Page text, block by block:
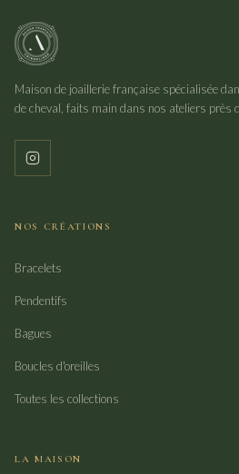
Maison de joaillerie française spécialisée
de cheval, faits main dans nos ateliers près
NOS CRÉATIONS
Bracelets
Pendentifs
Bagues
Boucles d'oreilles
Toutes les collections
LA MAISON